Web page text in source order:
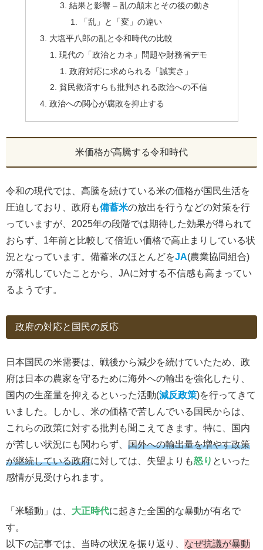
結果と影響 – 乱の顛末とその後の動き
「乱」と「変」の違い
大塩平八郎の乱と令和時代の比較
現代の「政治とカネ」問題や財務省デモ
政府対応に求められる「誠実さ」
貧民救済すらも批判される政治への不信
政治への関心が腐敗を抑止する
米価格が高騰する令和時代
令和の現代では、高騰を続けている米の価格が国民生活を
圧迫しており、政府も備蓄米の放出を行うなどの対策を行
っていますが、2025年の段階では期待した効果が得られて
おらず、1年前と比較して倍近い価格で高止まりしている状
況となっています。備蓄米のほとんどをJA(農業協同組合)
が落札していたことから、JAに対する不信感も高まってい
るようです。
政府の対応と国民の反応
日本国民の米需要は、戦後から減少を続けていたため、政
府は日本の農家を守るために海外への輸出を強化したり、
国内の生産量を抑えるといった活動(減反政策)を行ってきて
いました。しかし、米の価格で苦しんでいる国民からは、
これらの政策に対する批判も聞こえてきます。特に、国内
が苦しい状況にも関わらず、 国外への輸出量を増やす政策
が継続している政府に対しては、失望よりも怒り といった
感情が見受けられます。
「米騒動」は、 大正時代に起きた全国的な暴動が有名で
す。
以下の記事では、当時の状況を振り返り、 なぜ抗議が暴動